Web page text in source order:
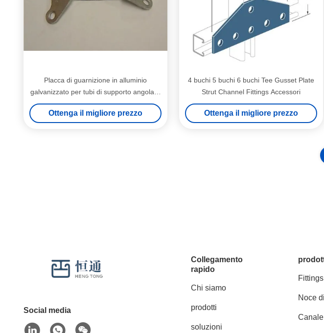
Placca di guarnizione in alluminio
galvanizzato per tubi di supporto angolare
ferro
Ottenga il migliore prezzo
4 buchi 5 buchi 6 buchi Tee Gusset Plate
Strut Channel Fittings Accessori
Ottenga il migliore prezzo
Social media
Collegamento
rapido
Chi siamo
prodotti
soluzioni
Noce